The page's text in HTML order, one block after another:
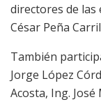
directores de las
César Peña
También
Jorge López
Acosta, Ing.